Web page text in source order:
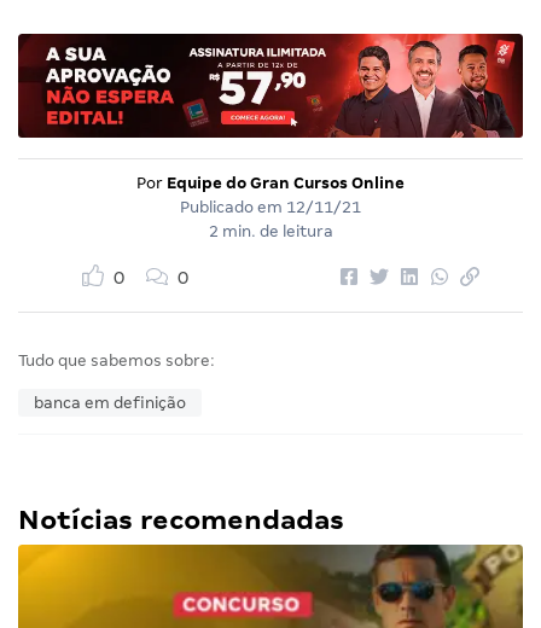
Por Equipe do Gran Cursos Online
Publicado em 12/11/21
2 min. de leitura
0 0
Tudo que sabemos sobre:
banca em definição
Notícias recomendadas